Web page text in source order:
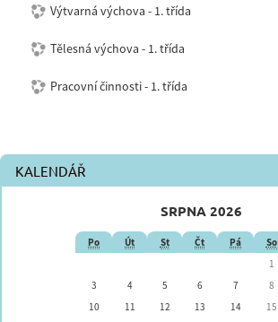
Výtvarná výchova - 1. třída
Tělesná výchova - 1. třída
Pracovní činnosti - 1. třída
KALENDÁŘ
SRPNA 2026
Po Út St Čt Pá So
1
3
4 5 6 7 8
10
11 12 13 14 15